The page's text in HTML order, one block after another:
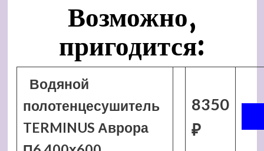
Возможно,
пригодится:
Водяной
полотенцесушитель
TERMINUS Аврора
8350
₽